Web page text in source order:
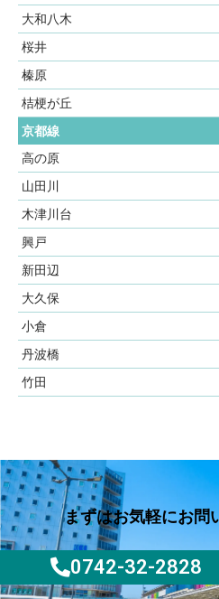
大和八木
桜井
榛原
桔梗が丘
京都線
高の原
山田川
木津川台
興戸
新田辺
大久保
小倉
丹波橋
竹田
まずはお気軽にお問
0742-32-2828